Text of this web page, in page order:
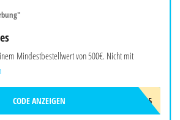
Mindestbestellwert von 500€. Nicht mit
VENOVIADC25
CODE ANZEIGEN